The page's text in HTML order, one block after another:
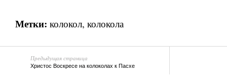
Метки: колокол, колокола
Предыдущая страница
Христос Воскресе на колоколах к Пасхе